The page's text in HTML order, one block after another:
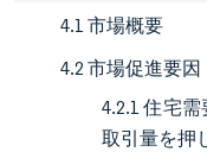
4.1 市場概要
4.2 市場促進要因
4.2.1 住宅
取引量を押